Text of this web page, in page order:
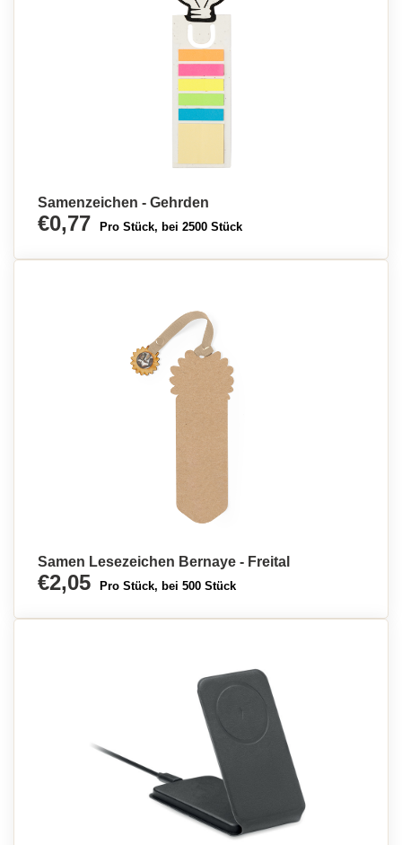
Samenzeichen - Gehrden
€0,77 Pro Stück, bei 2500 Stück
Samen Lesezeichen Bernaye - Freital
€2,05 Pro Stück, bei 500 Stück